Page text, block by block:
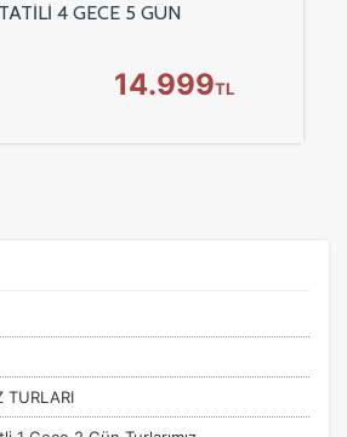
4 GECE 5 GÜN
14.999TL
TURLARI